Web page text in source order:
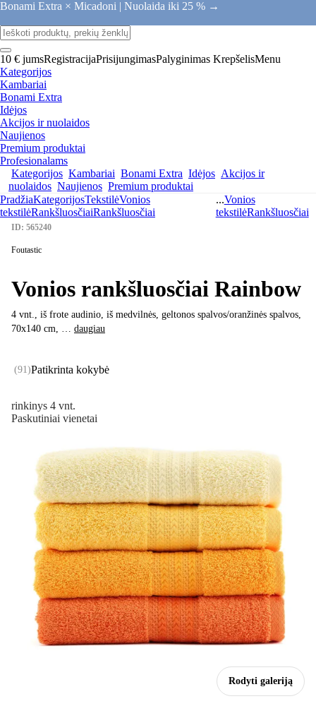
Bonami Extra × Micadoni | Nuolaida iki 25 % →
10 € jumsRegistracijaPrisijungimasPalyginimas KrepšelisMenu
Kategorijos
Kambariai
Bonami Extra
Idėjos
Akcijos ir nuolaidos
Naujienos
Premium produktai
Profesionalams
Kategorijos Kambariai Bonami Extra Idėjos Akcijos ir
nuolaidos Naujienos Premium produktai
PradžiaKategorijosTekstilėVonios
tekstilėRankšluosčiaiRankšluosčiai
...Vonios
tekstilėRankšluosčiai
Rodyti galeriją
rinkinys 4 vnt.
Paskutiniai vienetai
ID: 565240
Foutastic
Vonios rankšluosčiai Rainbow
4 vnt., iš frote audinio, iš medvilnės, geltonos spalvos/oranžinės spalvos,
70x140 cm, … daugiau
(91 )Patikrinta kokybė